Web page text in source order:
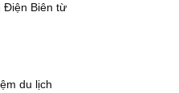
Điện Biên từ
du lịch